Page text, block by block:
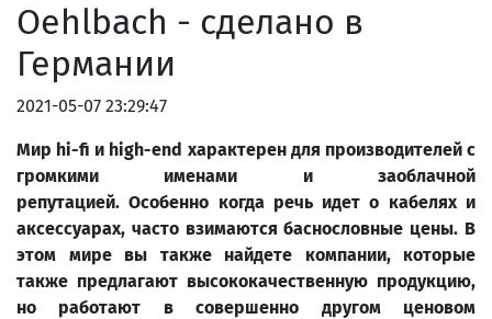
Oehlbach - сделано в
Германии
2021-05-07 23:29:47
Мир hi-fi и high-end характерен для производителей с
громкими именами и заоблачной
репутацией. Особенно когда речь идет о кабелях и
аксессуарах, часто взимаются баснословные цены. В
этом мире вы также найдете компании, которые
также предлагают высококачественную продукцию,
но работают в совершенно другом ценовом